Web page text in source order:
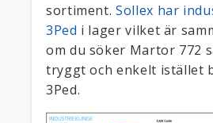
sortiment.Sollex har
3Ped i lager vilket är
om du söker Martor 772
tryggt och enkelt istället
3Ped.